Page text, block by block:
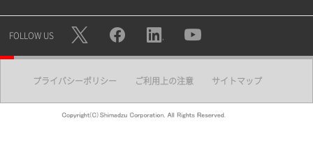
FOLLOW US
プライバシーポリシー ご利用上の注意 サイトマップ